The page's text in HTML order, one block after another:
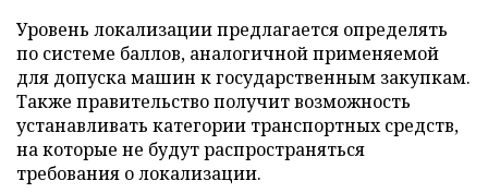
Уровень локализации предлагается определять
по системе баллов, аналогичной применяемой
для допуска машин к государственным закупкам.
Также правительство получит возможность
устанавливать категории транспортных средств,
на которые не будут распространяться
требования о локализации.